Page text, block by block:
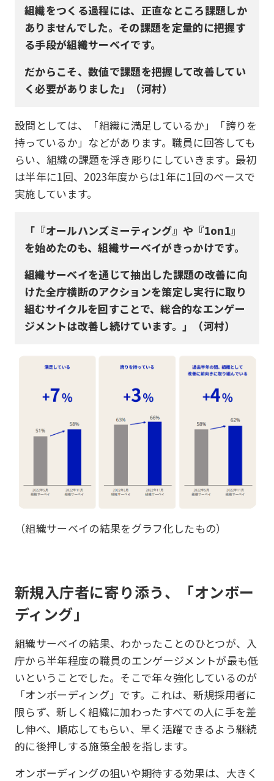
組織をつくる過程には、正直なところ課題しか
ありませんでした。その課題を定量的に把握す
る手段が組織サーベイです。
だからこそ、数値で課題を把握して改善してい
く必要がありました」（河村）
設問としては、「組織に満足しているか」「誇りを
持っているか」などがあります。職員に回答しても
らい、組織の課題を浮き彫りにしていきます。最初
は半年に1回、2023年度からは1年に1回のペースで
実施しています。
「『オールハンズミーティング』や『1on1』
を始めたのも、組織サーベイがきっかけです。
組織サーベイを通じて抽出した課題の改善に向
けた全庁横断のアクションを策定し実行に取り
組むサイクルを回すことで、総合的なエンゲー
ジメントは改善し続けています。」（河村）
（組織サーベイの結果をグラフ化したもの）
新規入庁者に寄り添う、「オンボー
ディング」
組織サーベイの結果、わかったことのひとつが、入
庁から半年程度の職員のエンゲージメントが最も低
いということでした。そこで年々強化しているのが
「オンボーディング」です。これは、新規採用者に
限らず、新しく組織に加わったすべての人に手を差
し伸べ、順応してもらい、早く活躍できるよう継続
的に後押しする施策全般を指します。
オンボーディングの狙いや期待する効果は、大きく